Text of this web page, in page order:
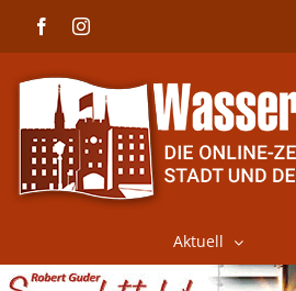
FacebookInstagram
Aktuell